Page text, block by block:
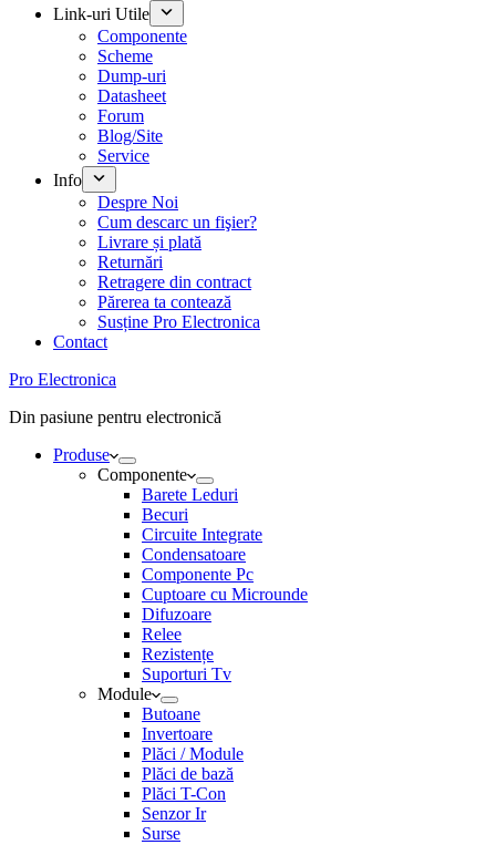
Link-uri Utile
Componente
Scheme
Dump-uri
Datasheet
Forum
Blog/Site
Service
Info
Despre Noi
Cum descarc un fişier?
Livrare și plată
Returnări
Retragere din contract
Părerea ta contează
Susține Pro Electronica
Contact
Pro Electronica
Din pasiune pentru electronică
Produse
Componente
Barete Leduri
Becuri
Circuite Integrate
Condensatoare
Componente Pc
Cuptoare cu Microunde
Difuzoare
Relee
Rezistențe
Suporturi Tv
Module
Butoane
Invertoare
Plăci / Module
Plăci de bază
Plăci T-Con
Senzor Ir
Surse